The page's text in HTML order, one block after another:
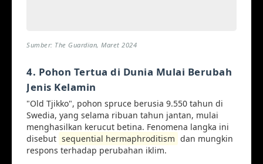
Sumber: The Guardian, Maret 2024
4. Pohon Tertua di Dunia Mulai Berubah
Jenis Kelamin
"Old Tjikko", pohon spruce berusia 9.550 tahun di
Swedia, yang selama ribuan tahun jantan, mulai
menghasilkan kerucut betina. Fenomena langka ini
disebut sequential hermaphroditism dan mungkin
respons terhadap perubahan iklim.